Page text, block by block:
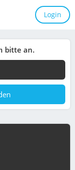
Login
bitte an.